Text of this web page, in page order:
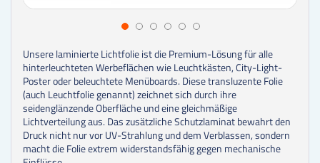
Unsere laminierte Lichtfolie ist die Premium-Lösung für alle
hinterleuchteten Werbeflächen wie Leuchtkästen, City-Light-
Poster oder beleuchtete Menüboards. Diese transluzente Folie
(auch Leuchtfolie genannt) zeichnet sich durch ihre
seidenglänzende Oberfläche und eine gleichmäßige
Lichtverteilung aus. Das zusätzliche Schutzlaminat bewahrt den
Druck nicht nur vor UV-Strahlung und dem Verblassen, sondern
macht die Folie extrem widerstandsfähig gegen mechanische